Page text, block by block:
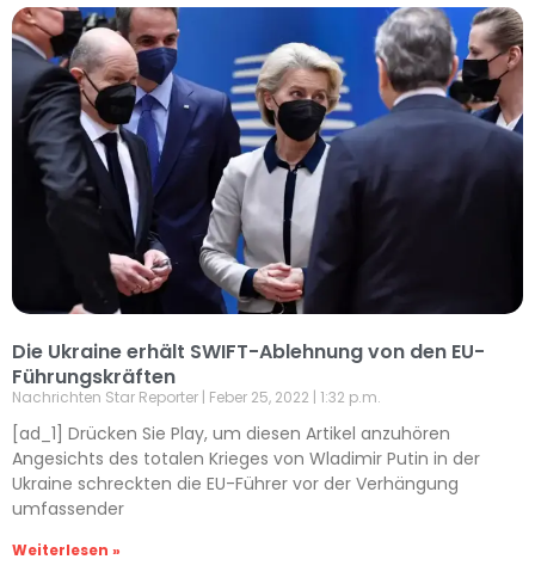
Die Ukraine erhält SWIFT-Ablehnung von den EU-
Führungskräften
Nachrichten Star Reporter Feber 25, 2022 1:32 p.m.
[ad_1] Drücken Sie Play, um diesen Artikel anzuhören
Angesichts des totalen Krieges von Wladimir Putin in der
Ukraine schreckten die EU-Führer vor der Verhängung
umfassender
Weiterlesen »